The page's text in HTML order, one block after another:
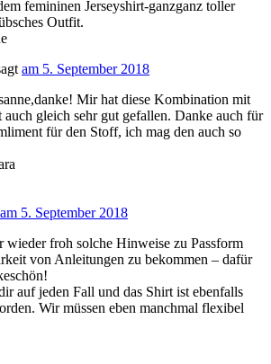
femininen Jerseyshirt-ganzganz toller
Outfit.
am 5. September 2018
Mir hat diese Kombination mit
auch gleich sehr gut gefallen. Danke auch für
für den Stoff, ich mag den auch so
am 5. September 2018
wieder froh solche Hinweise zu Passform
von Anleitungen zu bekommen – dafür
auf jeden Fall und das Shirt ist ebenfalls
Wir müssen eben manchmal flexibel